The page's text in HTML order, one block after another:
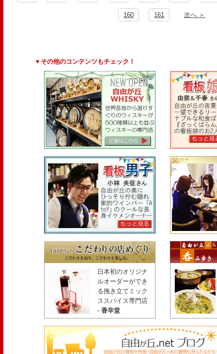
160 161 次へ ＞
▼その他のコンテンツもチェック！
日本初のオリジナ
ルオーダーができ
る挽き立てミック
ススパイス専門店
- 香辛堂